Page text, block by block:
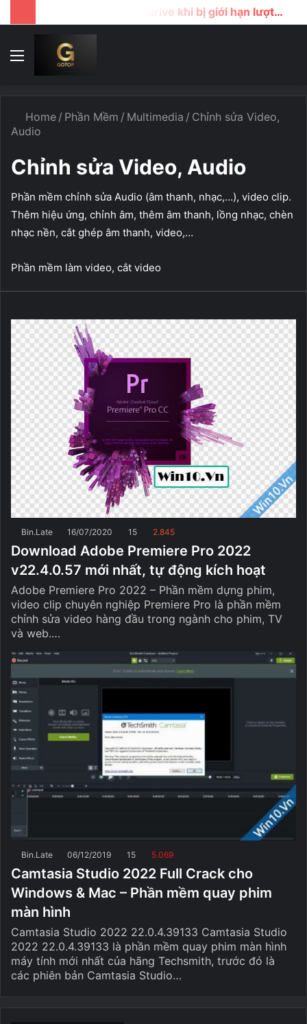
Cách tải file google drive khi bị giới hạn lượt download
Home / Phần Mềm / Multimedia / Chỉnh sửa Video,
Audio
Chỉnh sửa Video, Audio
Phần mềm chỉnh sửa Audio (âm thanh, nhạc,…), video clip.
Thêm hiệu ứng, chỉnh âm, thêm âm thanh, lồng nhạc, chèn
nhạc nền, cắt ghép âm thanh, video,…
Phần mềm làm video, cắt video
Bin.Late 16/07/2020 15 2.845
Download Adobe Premiere Pro 2022
v22.4.0.57 mới nhất, tự động kích hoạt
Adobe Premiere Pro 2022 – Phần mềm dựng phim,
video clip chuyên nghiệp Premiere Pro là phần mềm
chỉnh sửa video hàng đầu trong ngành cho phim, TV
và web.…
Bin.Late 06/12/2019 15 5.069
Camtasia Studio 2022 Full Crack cho
Windows & Mac – Phần mềm quay phim
màn hình
Camtasia Studio 2022 22.0.4.39133 Camtasia Studio
2022 22.0.4.39133 là phần mềm quay phim màn hình
máy tính mới nhất của hãng Techsmith, trước đó là
các phiên bản Camtasia Studio…